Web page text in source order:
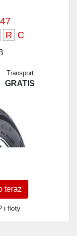
R C
Transport
GRATIS
teraz
i floty